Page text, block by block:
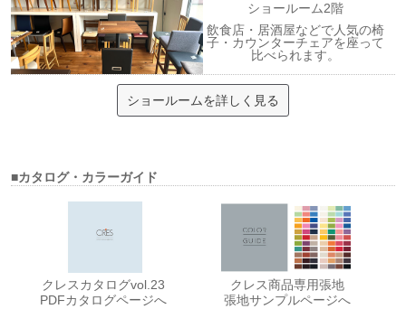
ショールーム2階
飲食店・居酒屋などで人気の椅
子・カウンターチェアを座って
比べられます。
ショールームを詳しく見る
■カタログ・カラーガイド
クレスカタログvol.23
PDFカタログページへ
クレス商品専用張地
張地サンプルページへ